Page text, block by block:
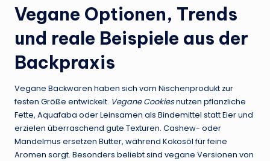
Vegane Optionen, Trends
und reale Beispiele aus der
Backpraxis
Vegane Backwaren haben sich vom Nischenprodukt zur
festen Größe entwickelt. Vegane Cookiesnutzen pflanzliche
Fette, Aquafaba oder Leinsamen als Bindemittel statt Eier und
erzielen überraschend gute Texturen. Cashew- oder
Mandelmus ersetzen Butter, während Kokosöl für feine
Aromen sorgt. Besonders beliebt sind vegane Versionen von